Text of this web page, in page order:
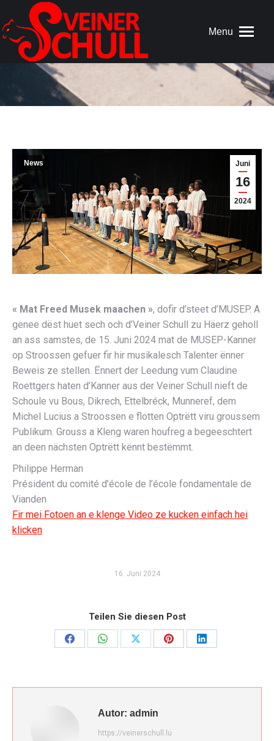
Menu
Juni
16
2024
News
« Mat Freed Musek maachen », dofir d’steet d’MUSEP. A
genee dëst huet sech och d’Veiner Schull zu Häerz geholl
an ass samstes, de 15. Juni 2024 mat de MUSEP-Kanner
op Stroossen gefuer fir hir musikalesch Talenter ënner
Beweis ze stellen. Ënnert der Leedung vum Claudine
Roettgers haten d’Kanner aus der Veiner Schull nieft de
Schoule vu Bous, Dikrech, Ettelbréck, Munneref, dem
Michel Lucius a Stroossen e flotten Optrëtt viru groussem
Publikum. Grouss a Kleng waren houfreg a begeeschtert
an deen nächsten Optrëtt kënnt bestëmmt.
Philippe Herman
Président du comité d’école de l’école fondamentale de
Vianden
Fir mei Fotoen an e klenge Video ze kucken einfach hei
klicken
16. Juni 2024
Teilen Sie diesen Post
Share
Share
Share
Share
Share
Autor: admin
https://veinerschull.lu